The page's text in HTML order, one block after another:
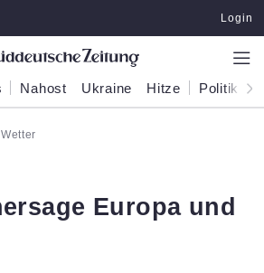
Login
Nahost Ukraine Hitze Politik
Wetter
Europa und